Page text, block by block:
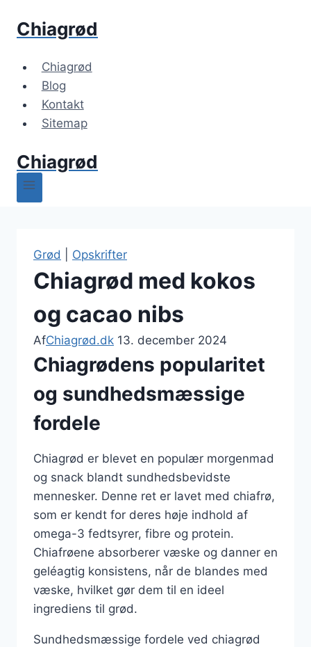
Chiagrød
Chiagrød
Blog
Kontakt
Sitemap
Chiagrød
Grød Opskrifter
Chiagrød med kokos
og cacao nibs
AfChiagrød.dk 13. december 2024
Chiagrødens popularitet
og sundhedsmæssige
fordele
Chiagrød er blevet en populær morgenmad
og snack blandt sundhedsbevidste
mennesker. Denne ret er lavet med chiafrø,
som er kendt for deres høje indhold af
omega-3 fedtsyrer, fibre og protein.
Chiafrøene absorberer væske og danner en
geléagtig konsistens, når de blandes med
væske, hvilket gør dem til en ideel
ingrediens til grød.
Sundhedsmæssige fordele ved chiagrød